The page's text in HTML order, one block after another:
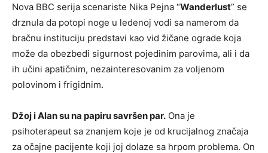
Nova BBC serija scenariste Nika Pejna “Wanderlust” se
drznula da potopi noge u ledenoj vodi sa namerom da
bračnu instituciju predstavi kao vid žičane ograde koja
može da obezbedi sigurnost pojedinim parovima, ali i da
ih učini apatičnim, nezainteresovanim za voljenom
polovinom i frigidnim.
Džoj i Alan su na papiru savršen par. Ona je
psihoterapeut sa znanjem koje je od krucijalnog značaja
za očajne pacijente koji joj dolaze sa hrpom problema. On